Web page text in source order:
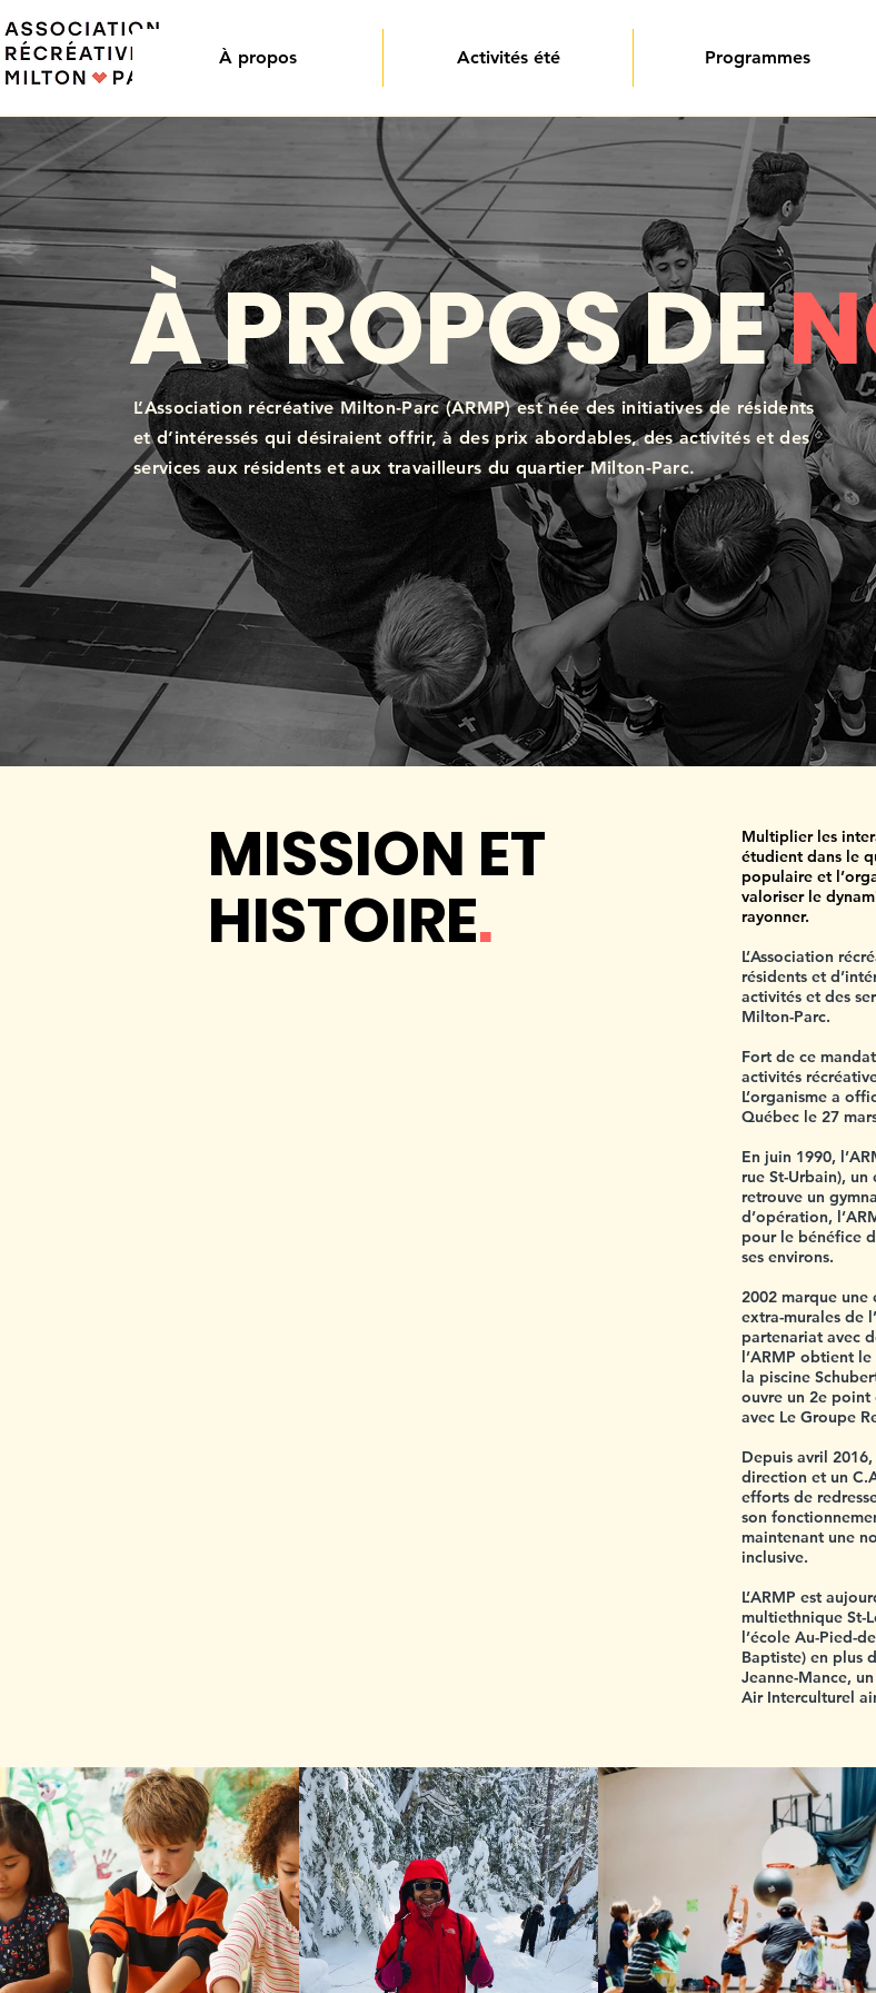
À propos Activités été Programmes
À PROPOS DE
L’Association récréative Milton-Parc (ARMP) est née des initiatives de résidents
et d’intéressés qui désiraient offrir, à des prix abordables, des activités et des
services aux résidents et aux travailleurs du quartier Milton-Parc.
MISSION ET
HISTOIRE.
Multiplier les
étudient dans le
populaire et
valoriser le
rayonner.
L’Association
résidents et
activités et des
Milton-Parc.
Fort de ce
activités
L’organisme a
Québec le 27
En juin 1990,
rue St-Urbain),
retrouve un
d’opération,
pour le bénéfice
ses environs.
2002 marque
extra-murales de
partenariat avec
l’ARMP obtient
la piscine
ouvre un 2e point
avec Le Groupe
Depuis avril
direction et un
efforts de
son
maintenant une
inclusive.
L’ARMP est
multiethnique St-
l’école Au-Pied-
Baptiste) en plus
Jeanne-Mance,
Air Interculturel